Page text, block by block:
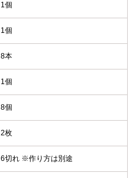
1個
1個
8本
1個
8個
2枚
6切れ ※作り方は別途